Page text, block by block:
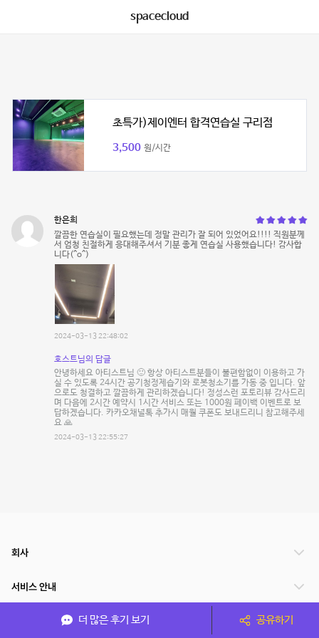
spacecloud
초특가)제이엔터 합격연습실 구리점
3,500 원/시간
한은희
깔끔한 연습실이 필요했는데 정말 관리가 잘 되어 있었어요!!!! 직원분께
서 엄청 친절하게 응대해주셔서 기분 좋게 연습실 사용했습니다! 감사합
니다(^o^)
2024-03-13 22:48:02
호스트님의 답글
안녕하세요 아티스트님 🙂 항상 아티스트분들이 불편함없이 이용하고 가
실 수 있도록 24시간 공기청정제습기와 로봇청소기를 가동 중 입니다. 앞
으로도 청결하고 깔끔하게 관리하겠습니다! 정성스런 포토리뷰 감사드리
며 다음에 2시간 예약시 1시간 서비스 또는 1000원 페이백 이벤트로 보
답하겠습니다. 카카오채널톡 추가시 매월 쿠폰도 보내드리니 참고해주세
요 🙏
2024-03-13 22:55:27
더 많은 후기 보기 공유하기
회사
서비스 안내